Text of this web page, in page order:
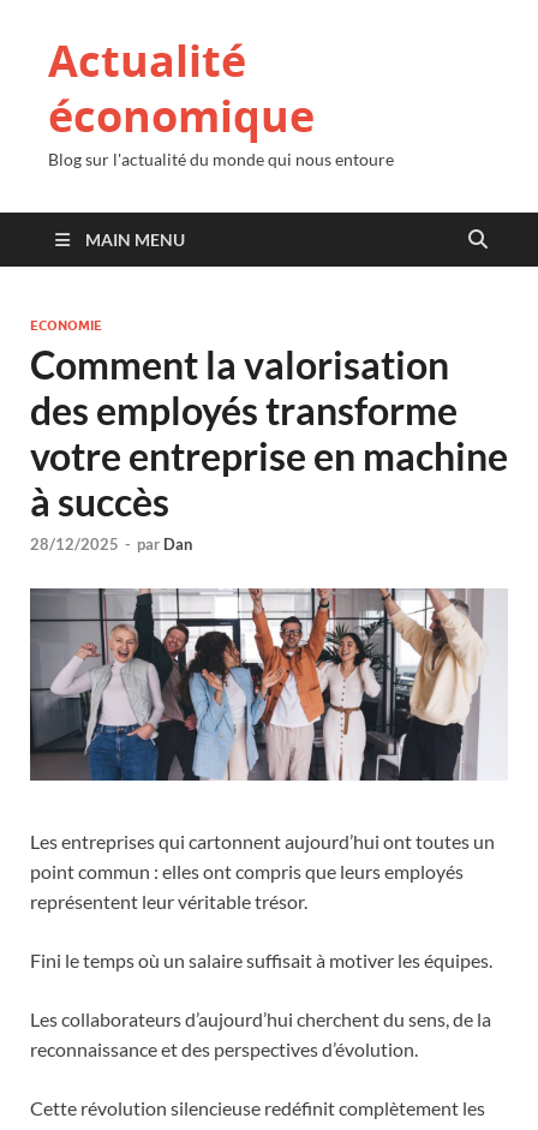
Actualité
économique
Blog sur l'actualité du monde qui nous entoure
MAIN MENU
ECONOMIE
Comment la valorisation
des employés transforme
votre entreprise en machine
à succès
28/12/2025 - par Dan
Les entreprises qui cartonnent aujourd’hui ont toutes un
point commun : elles ont compris que leurs employés
représentent leur véritable trésor.
Fini le temps où un salaire suffisait à motiver les équipes.
Les collaborateurs d’aujourd’hui cherchent du sens, de la
reconnaissance et des perspectives d’évolution.
Cette révolution silencieuse redéfinit complètement les